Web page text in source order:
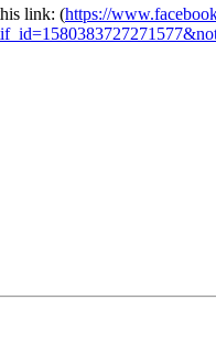
link: (https://